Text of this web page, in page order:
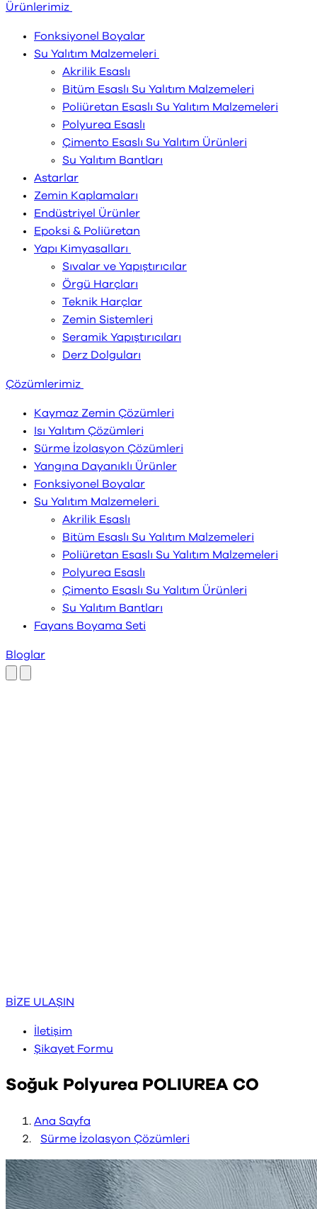
Ürünlerimiz
Fonksiyonel Boyalar
Su Yalıtım Malzemeleri
Akrilik Esaslı
Bitüm Esaslı Su Yalıtım Malzemeleri
Poliüretan Esaslı Su Yalıtım Malzemeleri
Polyurea Esaslı
Çimento Esaslı Su Yalıtım Ürünleri
Su Yalıtım Bantları
Astarlar
Zemin Kaplamaları
Endüstriyel Ürünler
Epoksi & Poliüretan
Yapı Kimyasalları
Sıvalar ve Yapıştırıcılar
Örgü Harçları
Teknik Harçlar
Zemin Sistemleri
Seramik Yapıştırıcıları
Derz Dolguları
Çözümlerimiz
Kaymaz Zemin Çözümleri
Isı Yalıtım Çözümleri
Sürme İzolasyon Çözümleri
Yangına Dayanıklı Ürünler
Fonksiyonel Boyalar
Su Yalıtım Malzemeleri
Akrilik Esaslı
Bitüm Esaslı Su Yalıtım Malzemeleri
Poliüretan Esaslı Su Yalıtım Malzemeleri
Polyurea Esaslı
Çimento Esaslı Su Yalıtım Ürünleri
Su Yalıtım Bantları
Fayans Boyama Seti
Bloglar
BİZE ULAŞIN
İletişim
Şikayet Formu
Soğuk Polyurea POLIUREA CO
Ana Sayfa
Sürme İzolasyon Çözümleri